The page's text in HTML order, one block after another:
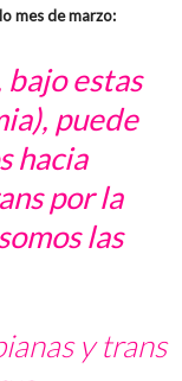
mes de marzo:
bajo estas
puede
hacia
por la
las
y trans